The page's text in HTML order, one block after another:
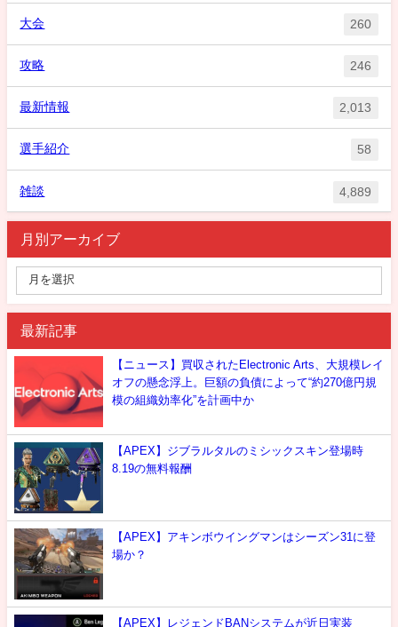
大会 260
攻略 246
最新情報 2,013
選手紹介 58
雑談 4,889
月別アーカイブ
最新記事
【ニュース】買収されたElectronic Arts、大規模レイ
オフの懸念浮上。巨額の負債によって“約270億円規
模の組織効率化”を計画中か
【APEX】ジブラルタルのミシックスキン登場時
8.19の無料報酬
【APEX】アキンボウイングマンはシーズン31に登
場か？
【APEX】レジェンドBANシステムが近日実装